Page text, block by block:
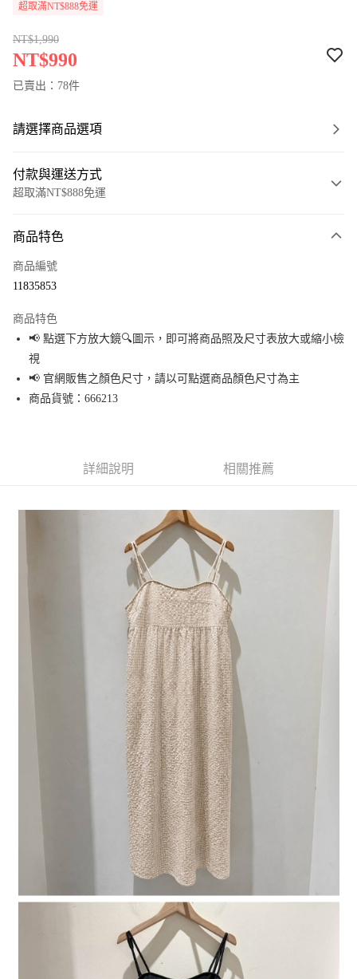
超取滿NT$888免運
NT$1,990
NT$990
已賣出：78件
請選擇商品選項
付款與運送方式
超取滿NT$888免運
信用卡一次付款
Apple Pay
街口支付
悠遊付
1.本服務由台灣大哥大提供，台灣大哥大用戶可立即使用無須另外申請。
2.付款方式選擇「大哥付你分期」，訂單成立後會自動跳轉到大哥付的交易
流程，驗證手機門號後，選擇欲分期的期數、繳款截止日，確認付款後即完
3.實際核准額度、可分期數及費用金額請依後續交易確認頁面所載為準。
4.訂單成立30分鐘內，如未前往確認交易或遇審核未通過，訂單將自動取
消。如遇「轉專審核」未通過狀況，表示未達大哥付你分期系統評分，恕無
1.分期款項不併入電信帳單，「大哥付你分期」於每月結算日後寄送繳費提
2.透過簡訊連結打開帳單後，可選擇「超商條碼／台灣大直營門市／銀行轉
帳／街口支付／iPASS MONEY」等通路繳費。
1.本服務係由「台灣大哥大股份有限公司」（以下簡稱本公司）所提供，讓
用戶於交易時，得透過本服務購買商品或服務，並由商店將買賣／分期付款
買賣價金債權讓與本公司後，依約使用本公司帳單繳交帳款。
2.基於同意付款使用「大哥付你分期」之契約關係目的，商店將以您的個人
資料（包含姓名、電話或地址）提供予台灣大哥大進項蒐集、處理及利用，
由本公司與您本人進行分期帳單所需資料之確認、核對及更正。
3.完整用戶服務條款，請詳閱以下連結：https://oppay.tw/userRule
【關於「AFTEE先享後付」】
AFTEE先享後付是「在收到商品之後才付款」的支付方式。 讓您購物簡單便
１．簡單：不需註冊會員、不需綁卡、不需儲值。
２．便利：只要手機號碼，簡訊認證，即可結帳。
３．安心：先確認商品／服務後，再付款。
【「AFTEE先享後付」結帳流程】
１．於結帳方式選擇「AFTEE先享後付」後，將跳轉至「AFTEE先享後付」
結帳頁面，進行簡訊認證並確認金額後，即可完成結帳。
２．訂單成立數日內，您將收到繳費通知簡訊。
３．收到繳費通知簡訊後14天內，點擊此簡訊中的連結，可透過四大超商／
ATM／網路銀行／等多元方式進行付款，方視為交易完成。
※ 請注意：結帳手續完成當下不需立刻繳費，但若您需要取消訂單，請聯絡
購買商品的店家。未經商家同意取消之訂單仍視為有效，需透過AFTEE先享
※ 交易是否成功請以「AFTEE先享後付 」之結帳頁面顯示為準，若有關於
是否繳費成功／繳費後需取消欲退款等相關疑問，請聯繫「AFTEE先享後付
https://netprotections.freshdesk.com/support/home
１．透過由恩沛科技股份有限公司提供之「AFTEE先享後付」服務完成之交
易，需依本服務之必要範圍內提供個人資料，並將交易相關給付款項請求債
權轉讓予恩沛科技股份有限公司。
２．關於個人資料處理事宜，請瀏覽以下網址：
３．未成年的使用者請事先徵得法定代理人或監護人之同意方可使用
「AFTEE先享後付」，若未經同意申辦者引起之損失，本公司不負相關責
４．使用「AFTEE先享後付」時，將依據個別帳號之用戶狀況，依本公司即
每筆NT$80，滿NT$888(含以上)免運費
每筆NT$80，滿NT$888(含以上)免運費
每筆NT$80，滿NT$1,500(含以上)免運費
每筆NT$80，滿NT$1,500(含以上)免運費
每筆NT$80，滿NT$1,500(含以上)免運費
商品特色
商品編號
11835853
商品特色
📢 點選下方放大鏡🔍圖示，即可將商品照及尺寸表放大或縮小檢
視
📢 官網販售之顏色尺寸，請以可點選商品顏色尺寸為主
商品貨號：666213
詳細說明 相關推薦